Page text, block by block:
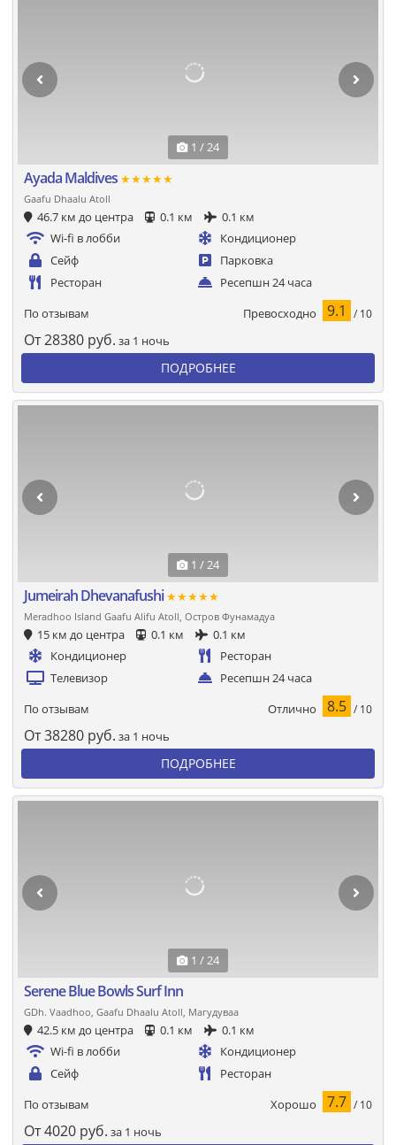
1 / 24
Ayada Maldives ★★★★★
Gaafu Dhaalu Atoll
46.7 км до центра 0.1 км
0.1 км
Wi-fi в лобби
Кондиционер
Сейф
Парковка
Ресторан
Ресепшн 24 часа
По отзывам Превосходно 9.1 / 10
От28380 руб. за 1 ночь
ПОДРОБНЕЕ
1 / 24
Jumeirah Dhevanafushi★★★★★
Meradhoo Island Gaafu Alifu Atoll, Остров Фунамадуа
15 км до центра 0.1 км
0.1 км
Кондиционер
Ресторан
Телевизор
Ресепшн 24 часа
По отзывам Отлично 8.5 / 10
От38280 руб. за 1 ночь
ПОДРОБНЕЕ
1 / 24
Serene Blue Bowls Surf Inn
GDh. Vaadhoo, Gaafu Dhaalu Atoll, Магудуваа
42.5 км до центра 0.1 км
0.1 км
Wi-fi в лобби
Кондиционер
Сейф
Ресторан
По отзывам Хорошо 7.7 / 10
От4020 руб. за 1 ночь